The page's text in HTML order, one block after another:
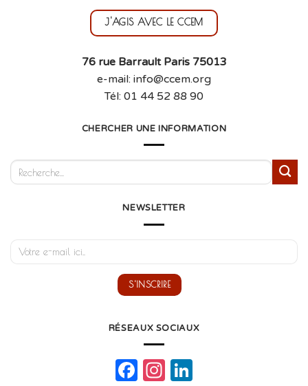
J'AGIS AVEC LE CCEM
76 rue Barrault Paris 75013
e-mail: info@ccem.org
Tél: 01 44 52 88 90
CHERCHER UNE INFORMATION
NEWSLETTER
RÉSEAUX SOCIAUX
Facebook
Instagram